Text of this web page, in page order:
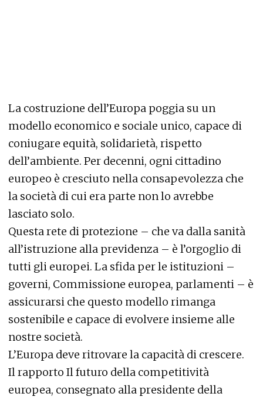
La costruzione dell’Europa poggia su un
modello economico e sociale unico, capace di
coniugare equità, solidarietà, rispetto
dell’ambiente. Per decenni, ogni cittadino
europeo è cresciuto nella consapevolezza che
la società di cui era parte non lo avrebbe
lasciato solo.
Questa rete di protezione – che va dalla sanità
all’istruzione alla previdenza – è l’orgoglio di
tutti gli europei. La sfida per le istituzioni –
governi, Commissione europea, parlamenti – è
assicurarsi che questo modello rimanga
sostenibile e capace di evolvere insieme alle
nostre società.
L’Europa deve ritrovare la capacità di crescere.
Il rapporto Il futuro della competitività
europea, consegnato alla presidente della